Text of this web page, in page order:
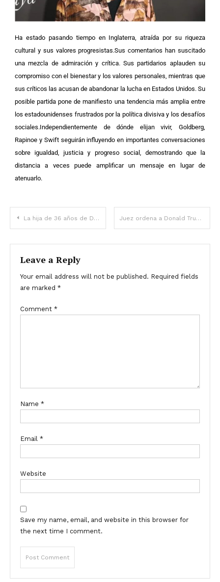
Ha estado pasando tiempo en Inglaterra, atraída por su riqueza
cultural y sus valores progresistas.Sus comentarios han suscitado
una mezcla de admiración y crítica. Sus partidarios aplauden su
compromiso con el bienestar y los valores personales, mientras que
sus críticos las acusan de abandonar la lucha en Estados Unidos. Su
posible partida pone de manifiesto una tendencia más amplia entre
los estadounidenses frustrados por la política divisiva y los desafíos
sociales.Independientemente de dónde elijan vivir, Goldberg,
Rapinoe y Swift seguirán influyendo en importantes conversaciones
sobre igualdad, justicia y progreso social, demostrando que la
distancia a veces puede amplificar un mensaje en lugar de
atenuarlo.
La hija de 36 años de Demi Moore se pone el traje de baño dorado de su madre en ‘Striptease’ hace 30 años, causando furor. Juez ordena a Donald Trump recontratar a miles de empleados despedidos por “bajo desempeño” suyo y de Elon Musk
Leave a Reply
Your email address will not be published. Required fields
are marked *
Comment *
Name *
Email *
Website
Save my name, email, and website in this browser for
the next time I comment.